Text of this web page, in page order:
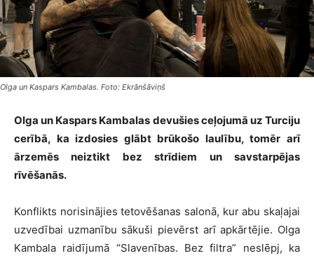
Olga un Kaspars Kambalas. Foto: Ekrānšāviņš
Olga un Kaspars Kambalas devušies ceļojumā uz Turciju
cerībā, ka izdosies glābt brūkošo laulību, tomēr arī
ārzemēs neiztikt bez strīdiem un savstarpējas
rīvēšanās.
Konflikts norisinājies tetovēšanas salonā, kur abu skaļajai
uzvedībai uzmanību sākuši pievērst arī apkārtējie. Olga
Kambala raidījumā “Slavenības. Bez filtra” neslēpj, ka